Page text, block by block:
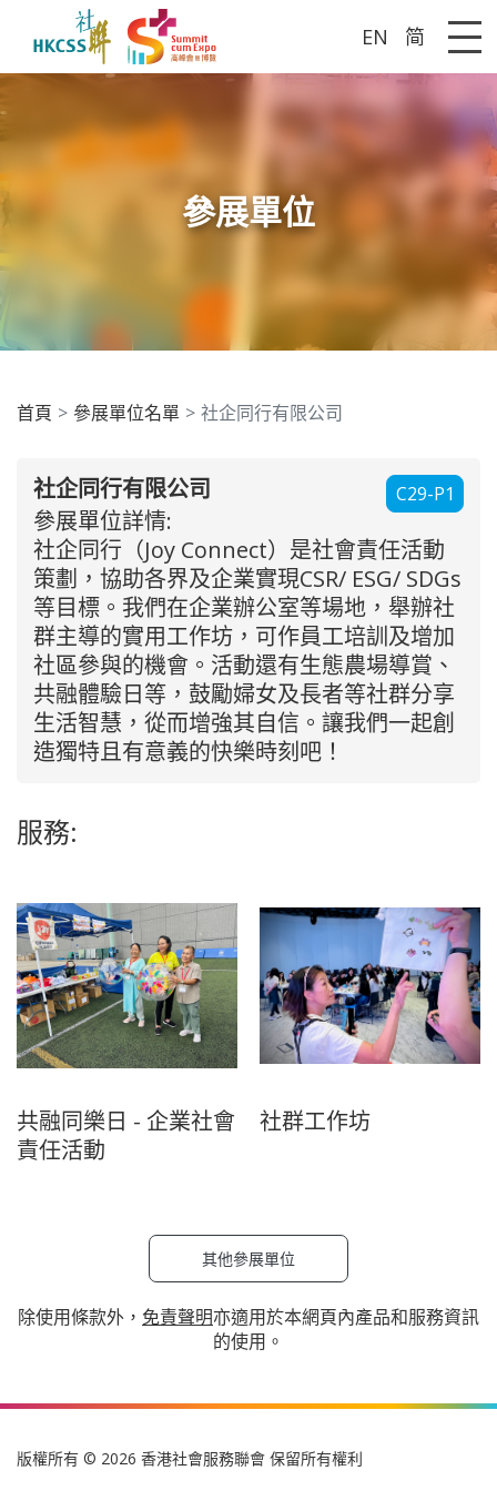
EN 简
參展單位
首頁 參展單位名單 社企同行有限公司
C29-P1
社企同行有限公司
參展單位詳情:
社企同行（Joy Connect）是社會責任活動
策劃，協助各界及企業實現CSR/ ESG/ SDGs
等目標。我們在企業辦公室等場地，舉辦社
群主導的實用工作坊，可作員工培訓及增加
社區參與的機會。活動還有生態農場導賞、
共融體驗日等，鼓勵婦女及長者等社群分享
生活智慧，從而增強其自信。讓我們一起創
造獨特且有意義的快樂時刻吧！
服務:
共融同樂日 - 企業社會
責任活動
社群工作坊
其他參展單位
除使用條款外， 免責聲明亦適用於本網頁內產品和服務資訊
的使用。
版權所有 © 2026 香港社會服務聯會 保留所有權利